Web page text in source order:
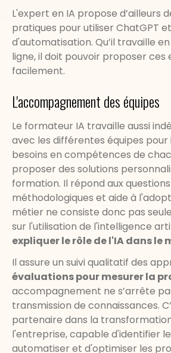
L'expert en IA propose d’ailleurs
pratiques pour utiliser ChatGPT
d'automatisation. Qu’il travaille
ligne, il doit pouvoir proposer ces
facilement.
L'accompagnement des équipes
Le formateur IA travaille aussi
avec les différentes équipes pour
besoins en compétences de
proposer des solutions
formation. Il répond aux
méthodologiques et aide à
métier ne consiste donc pas
sur l'utilisation de l'intelligence
expliquer le rôle de l'IA dans le
Il assure un suivi qualitatif des
évaluations pour mesurer la
accompagnement ne s’arrête
transmission de connaissances.
partenaire dans la
l'entreprise, capable d'identifier
automatiser et d'optimiser les